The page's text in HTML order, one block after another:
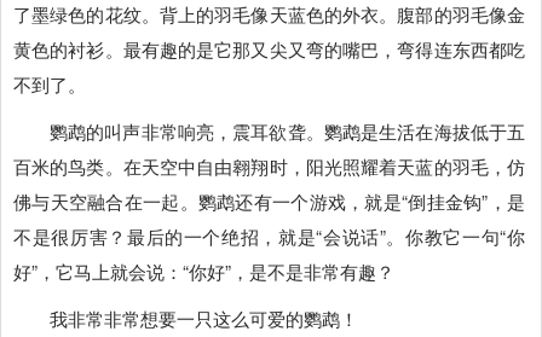
了墨绿色的花纹。背上的羽毛像天蓝色的外衣。腹部的羽毛像金
黄色的衬衫。最有趣的是它那又尖又弯的嘴巴，弯得连东西都吃
不到了。
鹦鹉的叫声非常响亮，震耳欲聋。鹦鹉是生活在海拔低于五
百米的鸟类。在天空中自由翱翔时，阳光照耀着天蓝的羽毛，仿
佛与天空融合在一起。鹦鹉还有一个游戏，就是“倒挂金钩”，是
不是很厉害？最后的一个绝招，就是“会说话”。你教它一句“你
好”，它马上就会说：“你好”，是不是非常有趣？
我非常非常想要一只这么可爱的鹦鹉！